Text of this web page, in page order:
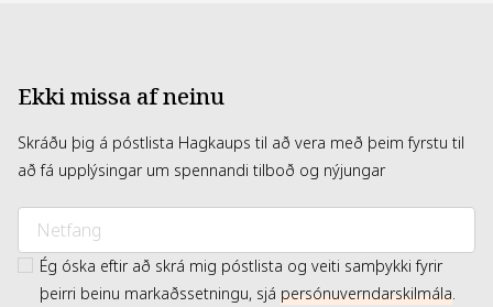
Ekki missa af neinu
Skráðu þig á póstlista Hagkaups til að vera með þeim fyrstu til
að fá upplýsingar um spennandi tilboð og nýjungar
Ég óska eftir að skrá mig póstlista og veiti samþykki fyrir
þeirri beinu markaðssetningu, sjá persónuverndarskilmála.